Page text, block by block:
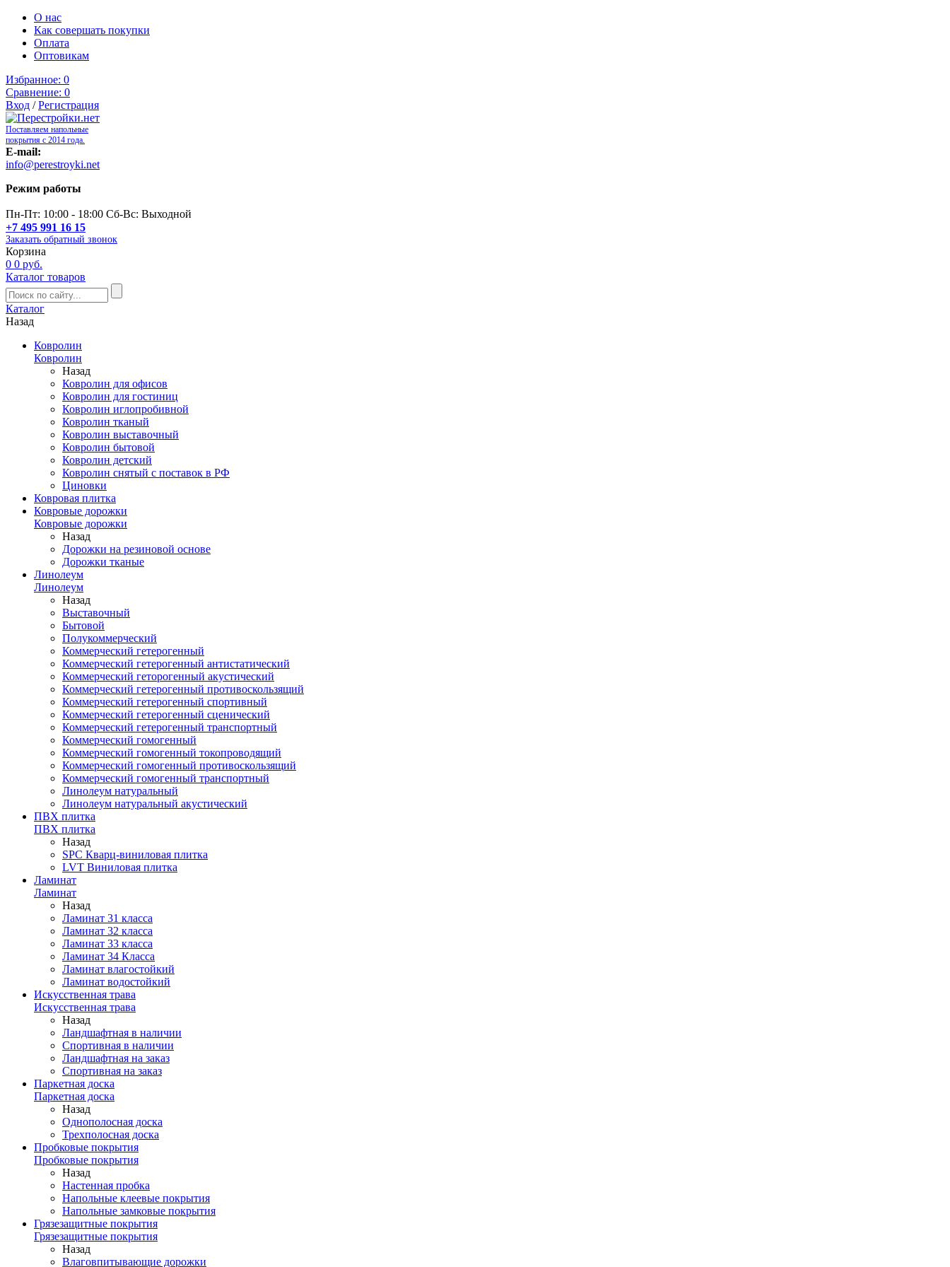
О нас
Как совершать покупки
Оплата
Оптовикам
Избранное: 0
Сравнение: 0
Вход /Регистрация
Поставляем напольные
покрытия с 2014 года.
E-mail:
info@perestroyki.net
Режим работы
Пн-Пт: 10:00 - 18:00 Сб-Вс: Выходной
+7 495 991 16 15
Заказать обратный звонок
Корзина
0 0 руб.
Каталог товаров
Каталог
Назад
Ковролин
Ковролин
Назад
Ковролин для офисов
Ковролин для гостиниц
Ковролин иглопробивной
Ковролин тканый
Ковролин выставочный
Ковролин бытовой
Ковролин детский
Ковролин снятый с поставок в РФ
Циновки
Ковровая плитка
Ковровые дорожки
Ковровые дорожки
Назад
Дорожки на резиновой основе
Дорожки тканые
Линолеум
Линолеум
Назад
Выставочный
Бытовой
Полукоммерческий
Коммерческий гетерогенный
Коммерческий гетерогенный антистатический
Коммерческий геторогенный акустический
Коммерческий гетерогенный противоскользящий
Коммерческий гетерогенный спортивный
Коммерческий гетерогенный сценический
Коммерческий гетерогенный транспортный
Коммерческий гомогенный
Коммерческий гомогенный токопроводящий
Коммерческий гомогенный противоскользящий
Коммерческий гомогенный транспортный
Линолеум натуральный
Линолеум натуральный акустический
ПВХ плитка
ПВХ плитка
Назад
SPC Кварц-виниловая плитка
LVT Виниловая плитка
Ламинат
Ламинат
Назад
Ламинат 31 класса
Ламинат 32 класса
Ламинат 33 класса
Ламинат 34 Класса
Ламинат влагостойкий
Ламинат водостойкий
Искусственная трава
Искусственная трава
Назад
Ландшафтная в наличии
Спортивная в наличии
Ландшафтная на заказ
Спортивная на заказ
Паркетная доска
Паркетная доска
Назад
Однополосная доска
Трехполосная доска
Пробковые покрытия
Пробковые покрытия
Назад
Настенная пробка
Напольные клеевые покрытия
Напольные замковые покрытия
Грязезащитные покрытия
Грязезащитные покрытия
Назад
Влаговпитывающие дорожки